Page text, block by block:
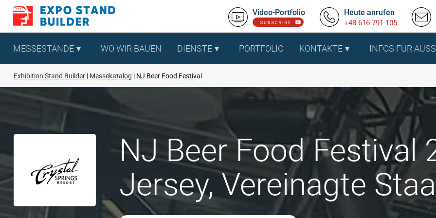
Zum
springen
Video-Portfolio Heute anrufen
+48 616 791 105
MESSESTÄNDE WO WIR BAUEN DIENSTE PORTFOLIO KONTAKTE INFOS FÜR
Exhibition Stand Builder Messekatalog NJ Beer Food Festival
NJ Beer Food Festival
Jersey, Vereinagte